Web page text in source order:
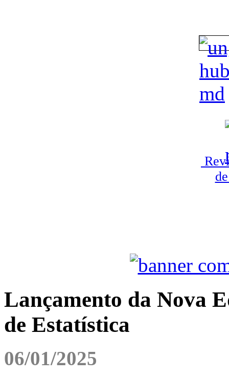
Lançamento da Nova
de Estatística
06/01/2025